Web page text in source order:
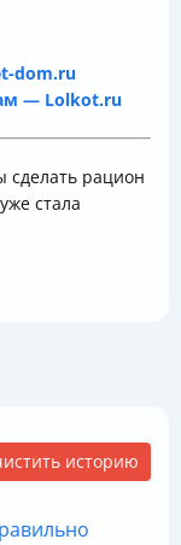
dom.ru
— Lolkot.ru
рацион
стала
историю